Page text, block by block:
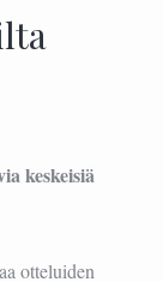
keskeisiä
otteluiden